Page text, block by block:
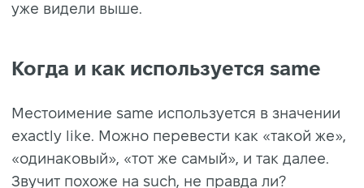
уже видели выше.
Когда и как используется same
Местоимение same используется в значении
exactly like. Можно перевести как «такой же»,
«одинаковый», «тот же самый», и так далее.
Звучит похоже на such, не правда ли?